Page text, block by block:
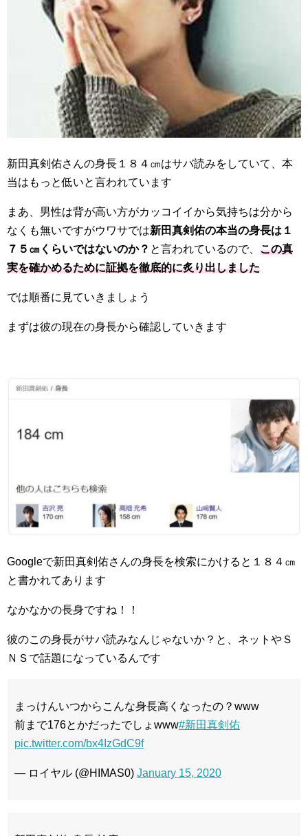
新田真剣佑さんの身長１８４㎝はサバ読みをしていて、本
当はもっと低いと言われています
まあ、男性は背が高い方がカッコイイから気持ちは分から
なくも無いですがウワサでは新田真剣佑の本当の身長は１
７５㎝くらいではないのか？ と言われているので、 この真
実を確かめるために証拠を徹底的に炙り出しました
では順番に見ていきましょう
まずは彼の現在の身長から確認していきます
Googleで新田真剣佑さんの身長を検索にかけると１８４㎝
と書かれてあります
なかなかの長身ですね！！
彼のこの身長がサバ読みなんじゃないか？と、ネットやＳ
ＮＳで話題になっているんです
まっけんいつからこんな身長高くなったの？www
前まで176とかだったでしょwww#新田真剣佑
pic.twitter.com/bx4IzGdC9f
— ロイヤル (@HIMAS0) January 15, 2020